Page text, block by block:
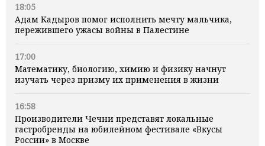
18:05
Адам Кадыров помог исполнить мечту мальчика,
пережившего ужасы войны в Палестине
17:00
Математику, биологию, химию и физику начнут
изучать через призму их применения в жизни
16:58
Производители Чечни представят локальные
гастробренды на юбилейном фестивале «Вкусы
России» в Москве